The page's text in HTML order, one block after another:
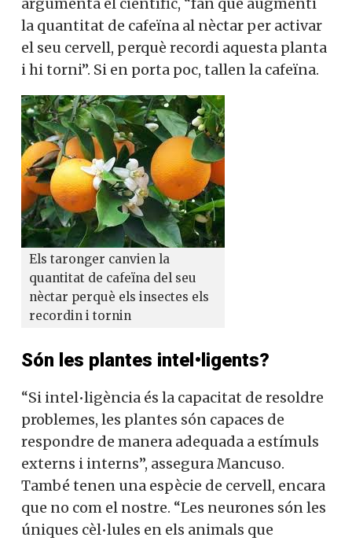
la quantitat de cafeïna al nèctar per activar
el seu cervell, perquè recordi aquesta planta
i hi torni”. Si en porta poc, tallen la cafeïna.
Els taronger canvien la
quantitat de cafeïna del seu
nèctar perquè els insectes els
recordin i tornin
Són les plantes intel•ligents?
“Si intel•ligència és la capacitat de resoldre
problemes, les plantes són capaces de
respondre de manera adequada a estímuls
externs i interns”, assegura Mancuso.
També tenen una espècie de cervell, encara
que no com el nostre. “Les neurones són les
úniques cèl•lules en els animals que